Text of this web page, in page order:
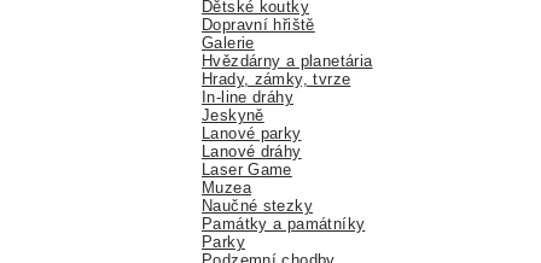
Dětské koutky
Dopravní hřiště
Galerie
Hvězdárny a planetária
Hrady, zámky, tvrze
In-line dráhy
Jeskyně
Lanové parky
Lanové dráhy
Laser Game
Muzea
Naučné stezky
Památky a památníky
Parky